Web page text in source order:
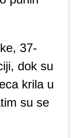
37-
dok su
krila u
su se